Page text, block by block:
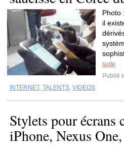
Photo
il
suite
Publié
INTERNET, TALENTS, VIDEOS
Stylets pour écrans
iPhone, Nexus